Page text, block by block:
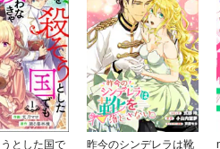
とした国で
昨今のシンデレラは靴